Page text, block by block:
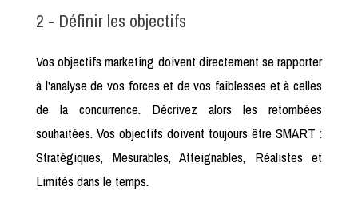
2 - Définir les objectifs
Vos objectifs marketing doivent directement se rapporter
à l'analyse de vos forces et de vos faiblesses et à celles
de la concurrence. Décrivez alors les retombées
souhaitées. Vos objectifs doivent toujours être SMART :
Stratégiques, Mesurables, Atteignables, Réalistes et
Limités dans le temps.